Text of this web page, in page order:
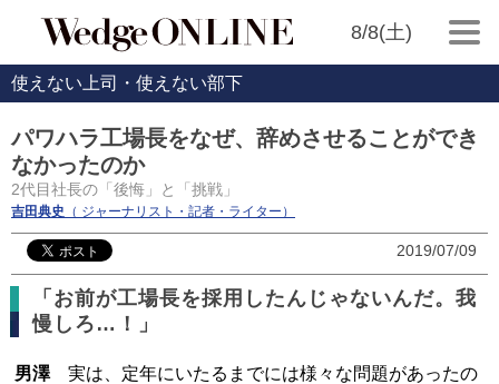
8/8(土)
使えない上司・使えない部下
パワハラ工場長をなぜ、辞めさせることができ
なかったのか
2代目社長の「後悔」と「挑戦」
吉田典史 （ ジャーナリスト・記者・ライター）
2019/07/09
「お前が工場長を採用したんじゃないんだ。我
慢しろ…！」
男澤実は、定年にいたるまでには様々な問題があったの